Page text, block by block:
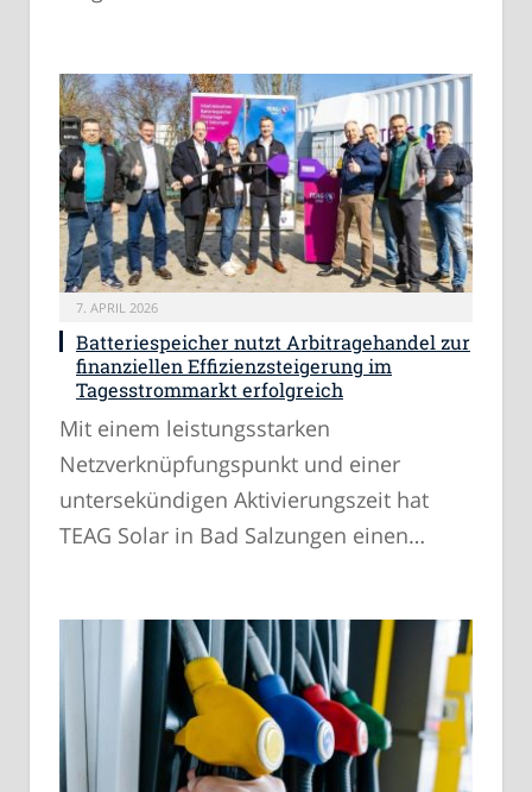
7. APRIL 2026
Batteriespeicher nutzt Arbitragehandel zur
finanziellen Effizienzsteigerung im
Tagesstrommarkt erfolgreich
Mit einem leistungsstarken
Netzverknüpfungspunkt und einer
untersekündigen Aktivierungszeit hat
TEAG Solar in Bad Salzungen einen…